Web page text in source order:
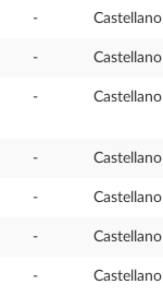
- Castellano
- Castellano
- Castellano
- Castellano
- Castellano
- Castellano
- Castellano